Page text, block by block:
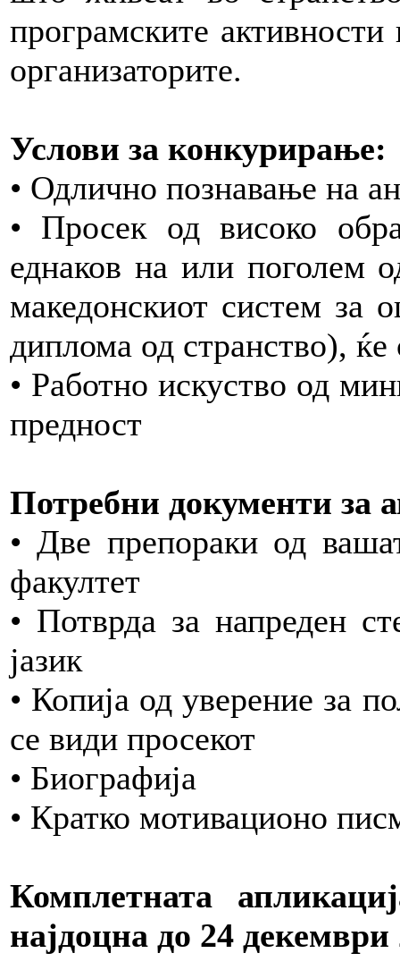
програмските
организаторите.
Услови за конкурирање:
• Одлично познавање на
• Просек од високо
еднаков на или поголем
македонскиот систем за
диплома од странство), ќе
• Работно искуство од
предност
Потребни документи за
• Две препораки од
факултет
• Потврда за напреден
јазик
• Копија од уверение за
се види просекот
• Биографија
• Кратко мотивационо
Комплетната
најдоцна до 24 декември